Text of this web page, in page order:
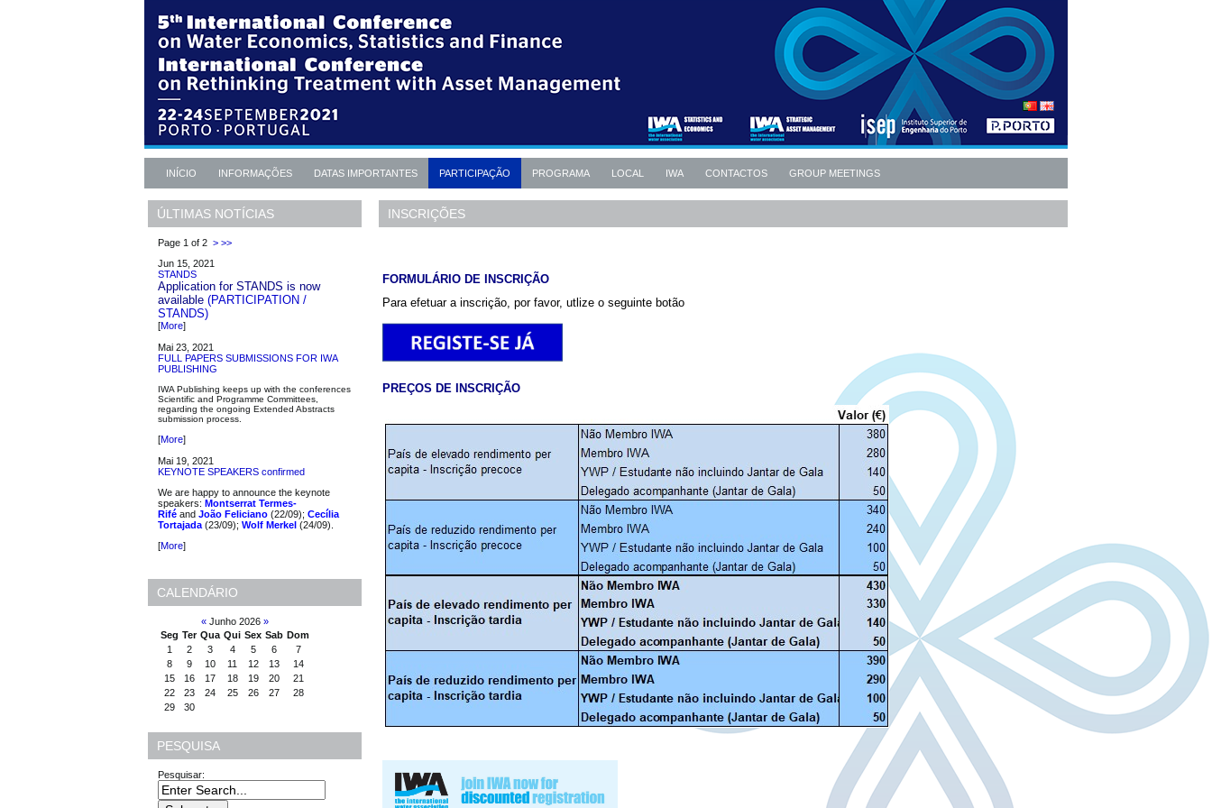
INÍCIO INFORMAÇÕES DATAS IMPORTANTES PARTICIPAÇÃO PROGRAMA LOCAL IWA CONTACTOS GROUP MEETINGS
ÚLTIMAS NOTÍCIAS
Page 1 of 2 > >>
Jun 15, 2021
STANDS
Application for STANDS is now
available (PARTICIPATION /
STANDS)
[More]
Mai 23, 2021
FULL PAPERS SUBMISSIONS FOR IWA
PUBLISHING
IWA Publishing keeps up with the conferences
Scientific and Programme Committees,
regarding the ongoing Extended Abstracts
submission process.
[More]
Mai 19, 2021
KEYNOTE SPEAKERS confirmed
We are happy to announce the keynote
speakers: Montserrat Termes-
Rifé and João Feliciano (22/09); Cecília
Tortajada (23/09); Wolf Merkel (24/09).
[More]
CALENDÁRIO
« Junho 2026 »
Seg Ter Qua Qui Sex Sab Dom
1
2 3 4 5 6
7
8
9 10 11 12 13
14
15
16 17 18 19 20
21
22
23 24 25 26 27
28
29
30
PESQUISA
Pesquisar:
INSCRIÇÕES
FORMULÁRIO DE INSCRIÇÃO
Para efetuar a inscrição, por favor, utlize o seguinte botão
PREÇOS DE INSCRIÇÃO